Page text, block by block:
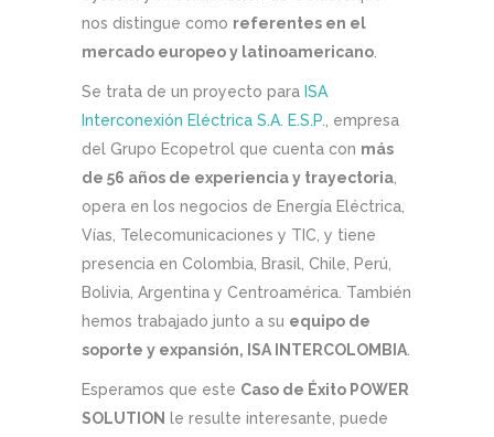
nos distingue como referentes en el
mercado europeo y latinoamericano
Se trata de un proyecto para ISA
Interconexión Eléctrica S.A. E.S.P. , empresa
del Grupo Ecopetrol que cuenta con más
de 56 años de experiencia y trayectoria
opera en los negocios de Energía Eléctrica,
Vías, Telecomunicaciones y TIC, y tiene
presencia en Colombia, Brasil, Chile, Perú,
Bolivia, Argentina y Centroamérica. También
hemos trabajado junto a su equipo de
soporte y expansión, ISA INTERCOLOMBIA
Esperamos que este Caso de Éxito POWER
SOLUTION le resulte interesante, puede